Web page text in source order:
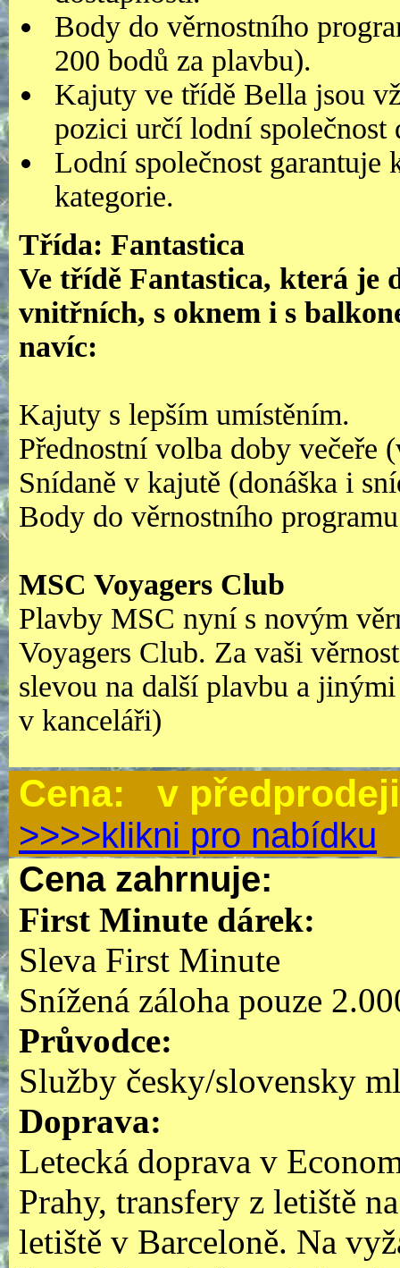
Body do věrnostního
200 bodů za plavbu).
Kajuty ve třídě Bella jsou
pozici určí lodní
Lodní společnost garantuje
kategorie.
Třída: Fantastica
Ve třídě Fantastica, která je
vnitřních, s oknem i s
navíc:
Kajuty s lepším umístěním.
Přednostní volba doby večeře
Snídaně v kajutě (donáška i
Body do věrnostního
MSC Voyagers Club
Plavby MSC nyní s novým
Voyagers Club. Za vaši
slevou na další plavbu a
v kanceláři)
Cena: v předprodeji
>>>>klikni pro nabídku
Cena zahrnuje:
First Minute dárek:
Sleva First Minute
Snížená záloha pouze
Průvodce:
Služby česky/slovensky
Doprava:
Letecká doprava v
Prahy, transfery z letiště
letiště v Barceloně. Na